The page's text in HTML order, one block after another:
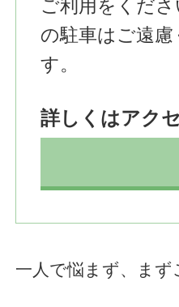
ご利用をくだ
の駐車はご遠
す。
詳しくはアク
一人で悩まず、まず